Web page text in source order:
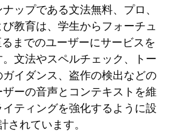
ップである文法無料、プロ、
教育は、学生からフォーチュ
までのユーザーにサービスを
文法やスペルチェック、トー
イダンス、盗作の検出などの
ーの音声とコンテキストを維
ティングを強化するように設
されています。